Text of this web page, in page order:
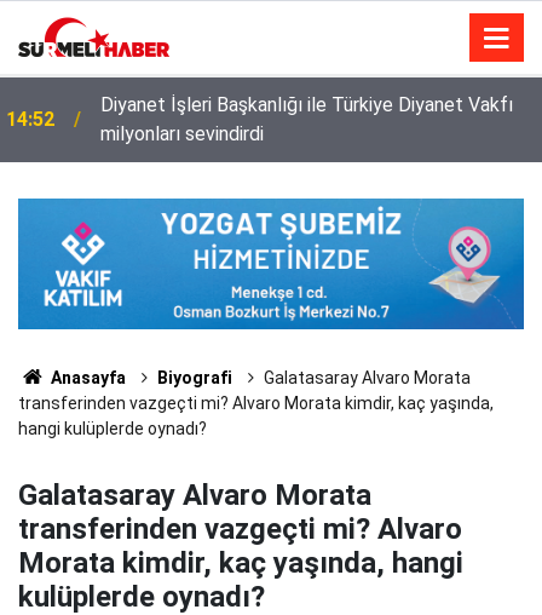
14:52
Diyanet İşleri Başkanlığı ile Türkiye Diyanet Vakfı
milyonları sevindirdi
Anasayfa Biyografi
Galatasaray Alvaro Morata
transferinden vazgeçti mi? Alvaro Morata kimdir, kaç yaşında,
hangi kulüplerde oynadı?
Galatasaray Alvaro Morata
transferinden vazgeçti mi? Alvaro
Morata kimdir, kaç yaşında, hangi
kulüplerde oynadı?